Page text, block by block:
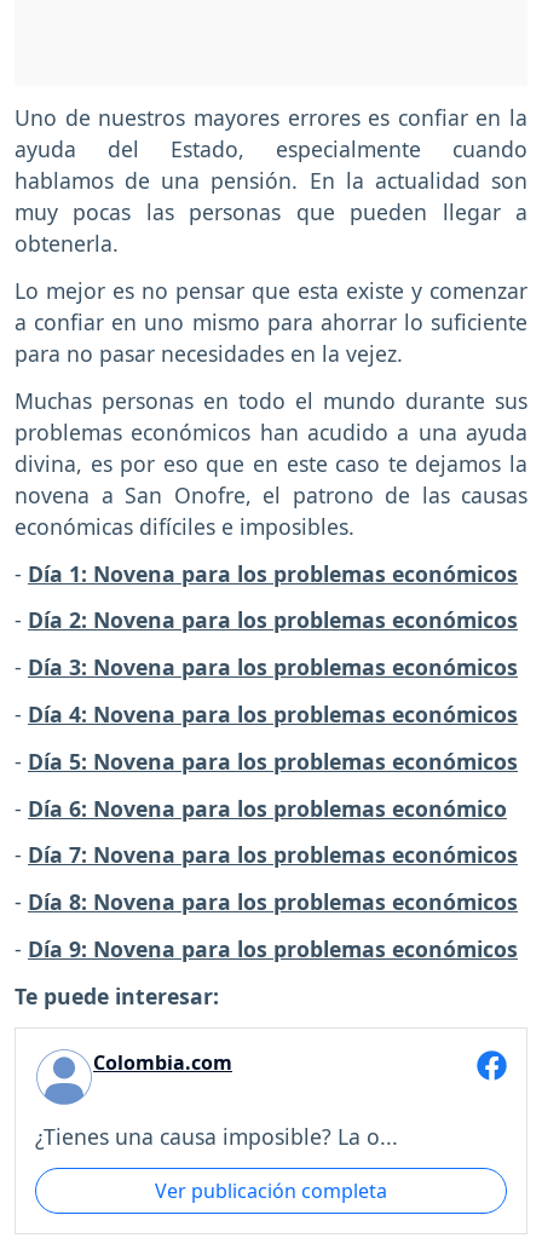
Uno de nuestros mayores errores es confiar en la
ayuda del Estado, especialmente cuando
hablamos de una pensión. En la actualidad son
muy pocas las personas que pueden llegar a
obtenerla.
Lo mejor es no pensar que esta existe y comenzar
a confiar en uno mismo para ahorrar lo suficiente
para no pasar necesidades en la vejez.
Muchas personas en todo el mundo durante sus
problemas económicos han acudido a una ayuda
divina, es por eso que en este caso te dejamos la
novena a San Onofre, el patrono de las causas
económicas difíciles e imposibles.
- Día 1: Novena para los problemas económicos
- Día 2: Novena para los problemas económicos
- Día 3: Novena para los problemas económicos
- Día 4: Novena para los problemas económicos
- Día 5: Novena para los problemas económicos
- Día 6: Novena para los problemas económico
- Día 7: Novena para los problemas económicos
- Día 8: Novena para los problemas económicos
- Día 9: Novena para los problemas económicos
Te puede interesar:
Colombia.com
¿Tienes una causa imposible? La o...
Ver publicación completa